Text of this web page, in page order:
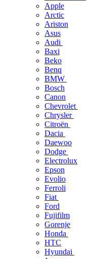
Apple
Arctic
Ariston
Asus
Audi
Baxi
Beko
Benq
BMW
Bosch
Canon
Chevrolet
Chrysler
Citroën
Dacia
Daewoo
Dodge
Electrolux
Epson
Evolio
Ferroli
Fiat
Ford
Fujifilm
Gorenje
Honda
HTC
Hyundai